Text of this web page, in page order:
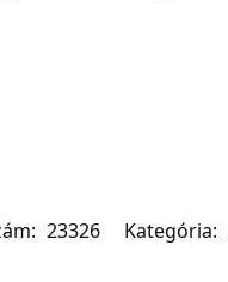
23326 Kategória: